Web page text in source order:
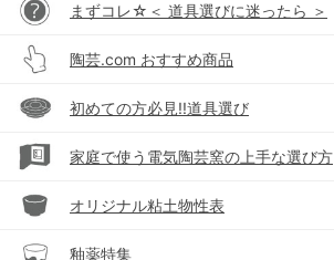
まずコレ☆＜ 道具選びに迷ったら ＞
陶芸.com おすすめ商品
初めての方必見!!道具選び
家庭で使う電気陶芸窯の上手な選び方
オリジナル粘土物性表
釉薬特集